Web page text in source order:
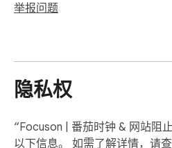
举报问题
隐私权
“Focuson | 番茄时钟 & 网站阻
以下信息。 如需了解详情，请